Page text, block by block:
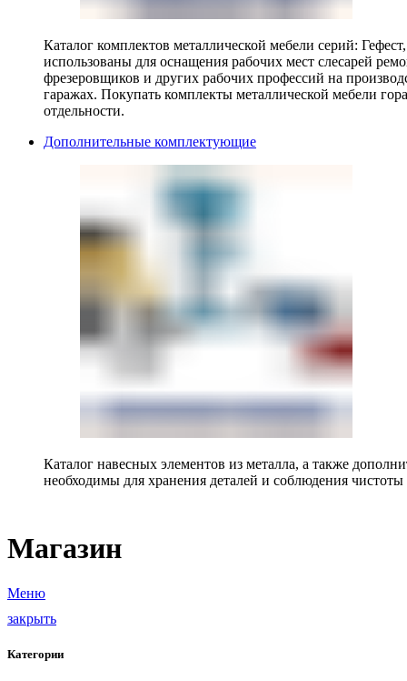
Каталог комплектов металлической мебели серий:
использованы для оснащения рабочих мест слесарей
фрезеровщиков и других рабочих профессий на
гаражах. Покупать комплекты металлической мебели
отдельности.
Дополнительные комплектующие
Каталог навесных элементов из металла, а также
необходимы для хранения деталей и соблюдения чистоты
Магазин
Меню
закрыть
Категории